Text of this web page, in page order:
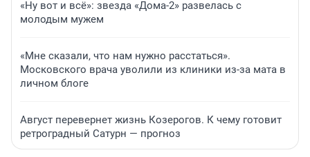
«Ну вот и всё»: звезда «Дома-2» развелась с
молодым мужем
«Мне сказали, что нам нужно расстаться».
Московского врача уволили из клиники из-за мата в
личном блоге
Август перевернет жизнь Козерогов. К чему готовит
ретроградный Сатурн — прогноз